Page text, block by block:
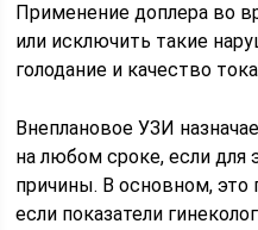
Применение доплера во
или исключить такие
голодание и качество
Внеплановое УЗИ
на любом сроке, если для
причины. В основном, это
если показатели